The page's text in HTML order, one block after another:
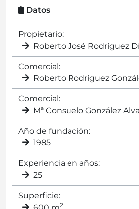
Datos
Propietario:
Roberto José Rodríguez
Comercial:
Roberto Rodríguez
Comercial:
Mª Consuelo González
Año de fundación:
1985
Experiencia en años:
25
Superficie:
2